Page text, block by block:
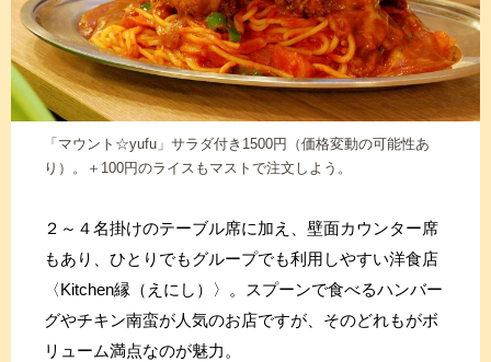
「マウント☆yufu」サラダ付き1500円（価格変動の可能性あ
り）。＋100円のライスもマストで注文しよう。
２～４名掛けのテーブル席に加え、壁面カウンター席
もあり、ひとりでもグループでも利用しやすい洋食店
〈Kitchen縁（えにし）〉。スプーンで食べるハンバー
グやチキン南蛮が人気のお店ですが、そのどれもがボ
リューム満点なのが魅力。